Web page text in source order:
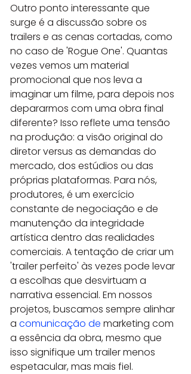
Outro ponto interessante que
surge é a discussão sobre os
trailers e as cenas cortadas, como
no caso de 'Rogue One'. Quantas
vezes vemos um material
promocional que nos leva a
imaginar um filme, para depois nos
depararmos com uma obra final
diferente? Isso reflete uma tensão
na produção: a visão original do
diretor versus as demandas do
mercado, dos estúdios ou das
próprias plataformas. Para nós,
produtores, é um exercício
constante de negociação e de
manutenção da integridade
artística dentro das realidades
comerciais. A tentação de criar um
'trailer perfeito' às vezes pode levar
a escolhas que desvirtuam a
narrativa essencial. Em nossos
projetos, buscamos sempre alinhar
a comunicação de marketing com
a essência da obra, mesmo que
isso signifique um trailer menos
espetacular, mas mais fiel.